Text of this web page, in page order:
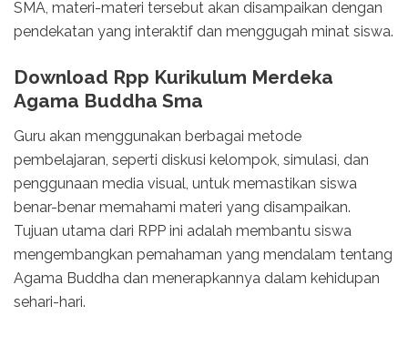
SMA, materi-materi tersebut akan disampaikan dengan
pendekatan yang interaktif dan menggugah minat siswa.
Download Rpp Kurikulum Merdeka
Agama Buddha Sma
Guru akan menggunakan berbagai metode
pembelajaran, seperti diskusi kelompok, simulasi, dan
penggunaan media visual, untuk memastikan siswa
benar-benar memahami materi yang disampaikan.
Tujuan utama dari RPP ini adalah membantu siswa
mengembangkan pemahaman yang mendalam tentang
Agama Buddha dan menerapkannya dalam kehidupan
sehari-hari.